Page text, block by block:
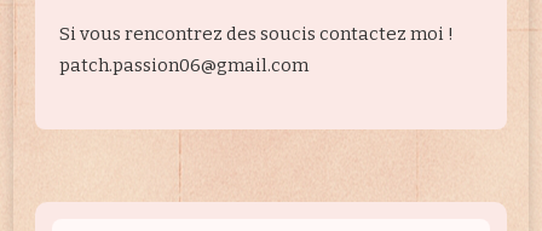
Si vous rencontrez des soucis contactez moi !
patch.passion06@gmail.com